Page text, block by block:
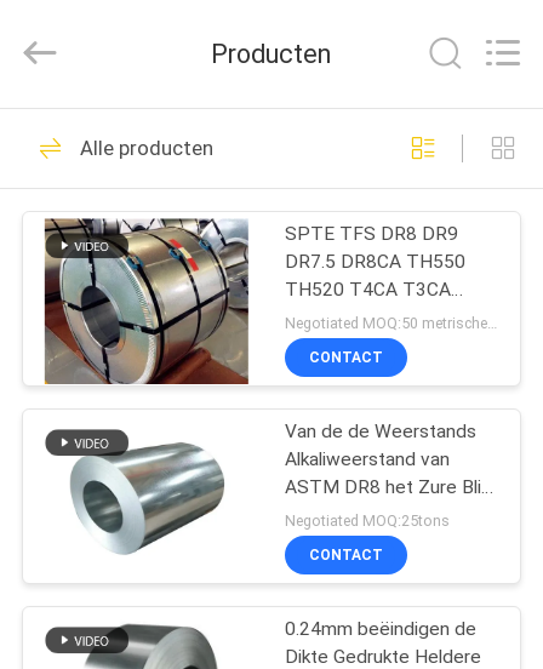
HUIS
PRODUCTEN
VIDEO'S
OVER
ONS
FABRIEKSREIS
KWALITEITSCONTROLE
CONTACTEER
PACKAGING
MATERIALS
Rights
Elektrolytisch Tin
Plate
235
Blikbladen
111
93
Producten
Alle producten
SPTE TFS DR8 DR9
DR7.5 DR8CA TH550
TH520 T4CA T3CA
Elektrolytisch Tin Plate
SPTE TFS
Negotiated MOQ:50 metrische tonnen
CONTACT
Van de de Weerstands
Alkaliweerstand van
ASTM DR8 het Zure Blik
SPTE van Tin Plated
Steel For Beverage
Negotiated MOQ:25tons
CONTACT
0.24mm beëindigen de
Dikte Gedrukte Heldere